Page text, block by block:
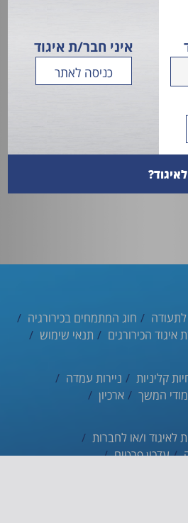
חוג המתמחים בכירורגיה
איגוד הכירורגים תנאי שימוש
קליניות ניירות עמדה
ארכיון
לאיגוד ו/או לחברות
עדכון פרטים
איני חבר/ת איגוד